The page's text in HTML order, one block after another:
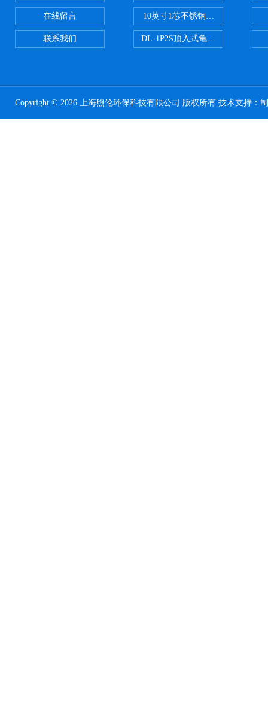
在线留言
联系我们
10英寸1芯不锈钢钛棒过滤器
DL-1P2S顶入式龟背过滤器
Copyright © 2026 上海煦伦环保科技有限公司 版权所有 技术支持：